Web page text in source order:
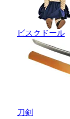
ビスクドール
刀剣